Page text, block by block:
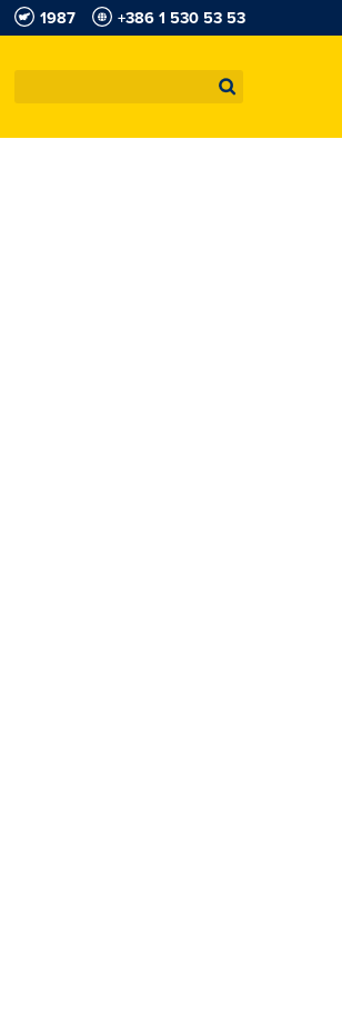
1987 +386 1 530 53 53